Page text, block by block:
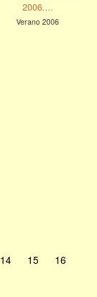
2006....
Verano 2006
14 15
16